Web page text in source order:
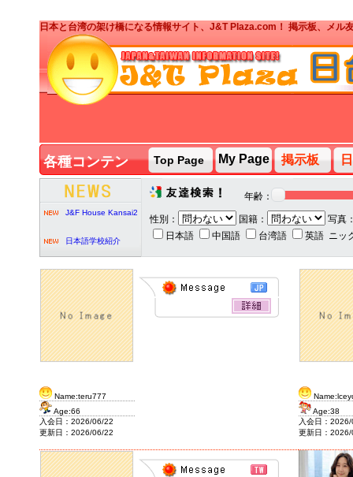
日本と台湾の架け橋になる情報サイト、J&T Plaza.com！ 掲示板、メル
各種コンテン
ツ
Top Page My Page 掲示板
2020/2/7
J&F House Kansai2
日本語学校紹介
J&T PARTY台湾人ボ
ランティア募集
J&T PARTY
2020/2/7
年齢：
性別： 国籍：
写真
日本語
中国語 台湾語 英語 ニッ
Name:teru777
Age:66
入会日：2026/06/22
更新日：2026/06/22
Age:38
入会日：
更新日：